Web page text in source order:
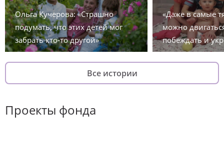
Ольга Кучерова: «Страшно
подумать, что этих детей мог
забрать кто-то другой»
«Даже в самые
можно
побеждать и
Все истории
Проекты фонда